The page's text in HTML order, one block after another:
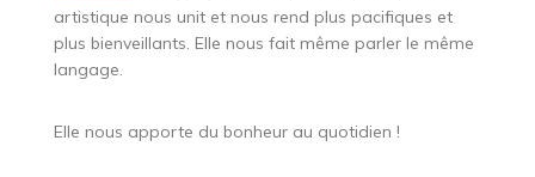
artistique nous unit et nous rend plus pacifiques et
plus bienveillants. Elle nous fait même parler le même
langage.
Elle nous apporte du bonheur au quotidien !